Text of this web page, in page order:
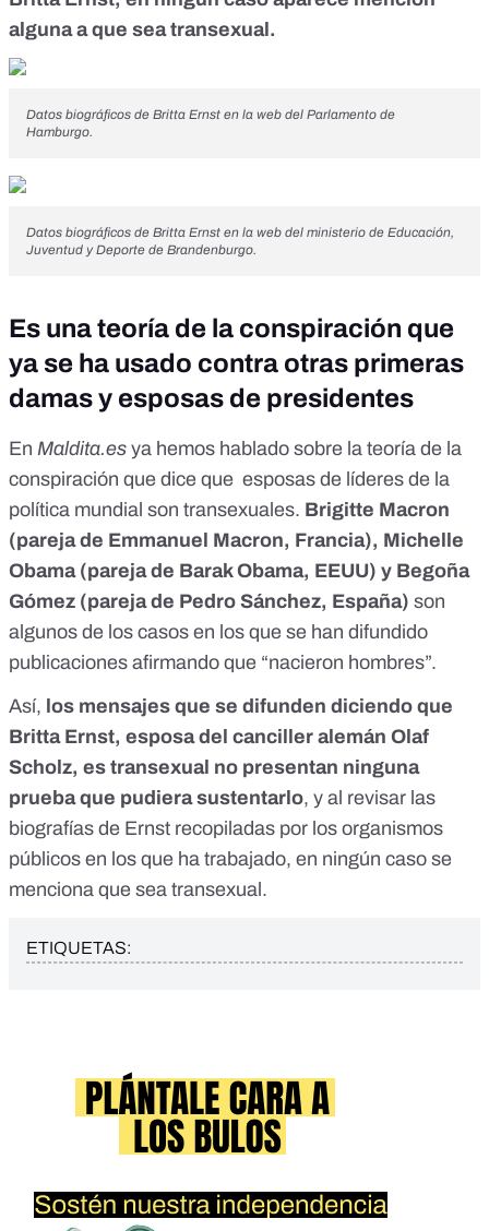
alguna a que sea transexual.
Datos biográficos de Britta Ernst en la web del Parlamento de
Hamburgo.
Datos biográficos de Britta Ernst en la web del ministerio de Educación,
Juventud y Deporte de Brandenburgo.
Es una teoría de la conspiración que
ya se ha usado contra otras primeras
damas y esposas de presidentes
En Maldita.es ya hemos hablado sobre la teoría de la
conspiración que dice que esposas de líderes de la
política mundial son transexuales. Brigitte Macron
(pareja de Emmanuel Macron, Francia), Michelle
Obama (pareja de Barak Obama, EEUU) y Begoña
Gómez (pareja de Pedro Sánchez, España) son
algunos de los casos en los que se han difundido
publicaciones afirmando que “nacieron hombres”.
Así, los mensajes que se difunden diciendo que
Britta Ernst, esposa del canciller alemán Olaf
Scholz, es transexual no presentan ninguna
prueba que pudiera sustentarlo, y al revisar las
biografías de Ernst recopiladas por los organismos
públicos en los que ha trabajado, en ningún caso se
menciona que sea transexual.
ETIQUETAS: